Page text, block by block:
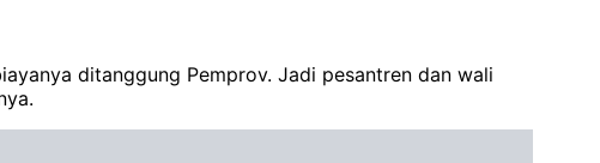
ditanggung Pemprov. Jadi pesantren dan wali